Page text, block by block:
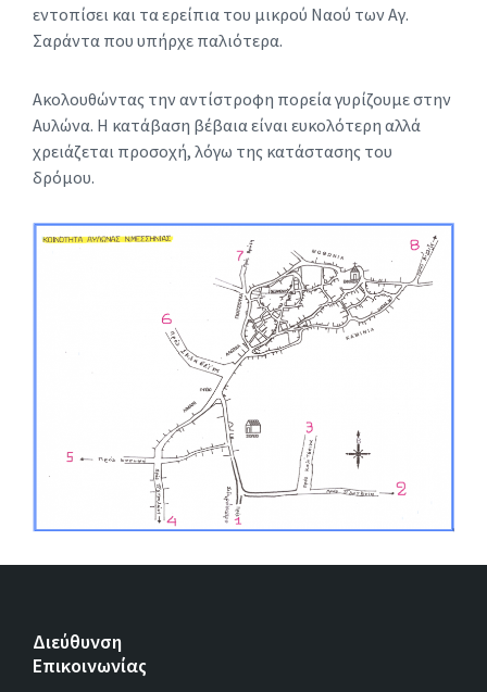
εντοπίσει και τα ερείπια του μικρού Ναού των Αγ.
Σαράντα που υπήρχε παλιότερα.
Ακολουθώντας την αντίστροφη πορεία γυρίζουμε στην
Αυλώνα. Η κατάβαση βέβαια είναι ευκολότερη αλλά
χρειάζεται προσοχή, λόγω της κατάστασης του
δρόμου.
Διεύθυνση
Επικοινωνίας